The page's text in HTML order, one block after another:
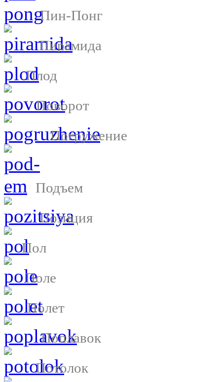
Пин-Понг
Пирамида
Плод
Поворот
Погружение
Подъем
Позиция
Пол
Поле
Полет
Поплавок
Потолок